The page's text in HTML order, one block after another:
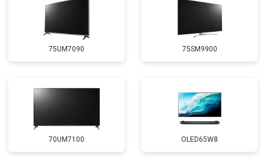
75UM7090 75SM9900
70UM7100 OLED65W8